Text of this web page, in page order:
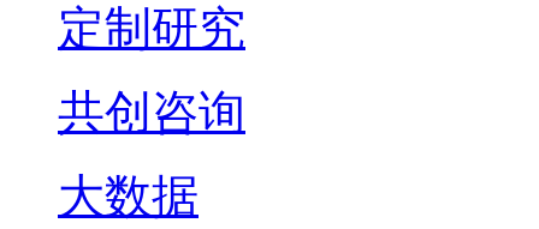
定制研究
共创咨询
大数据